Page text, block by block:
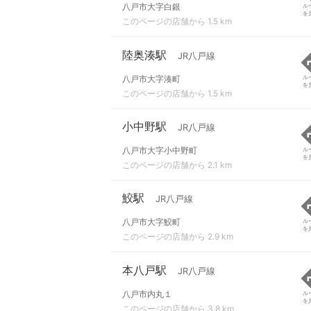
八戸市大字白銀
このページの店舗から 1.5 km
ル
を
陸奥湊駅 JR八戸線
八戸市大字湊町
このページの店舗から 1.5 km
ル
を
小中野駅 JR八戸線
八戸市大字小中野町
このページの店舗から 2.1 km
ル
を
鮫駅 JR八戸線
八戸市大字鮫町
このページの店舗から 2.9 km
ル
を
本八戸駅 JR八戸線
八戸市内丸１
このページの店舗から 3.8 km
ル
を